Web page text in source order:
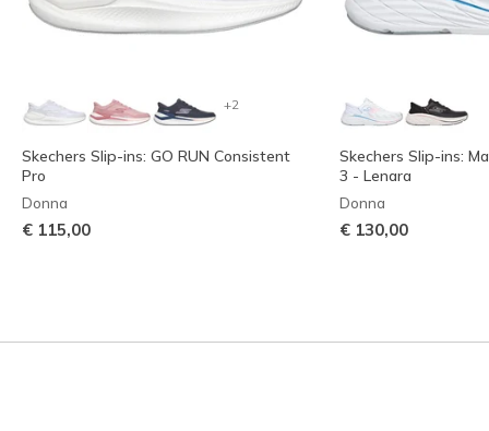
+2
Skechers Slip-ins: GO RUN Consistent
Pro
Donna
€ 115,00
Skechers Slip-ins:
3 - Lenara
Donna
€ 130,00